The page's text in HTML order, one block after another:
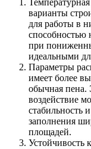
варианты
для работы в
способностью
при
идеальными
Параметры
имеет более
обычная пена.
воздействие
стабильность
заполнения
площадей.
Устойчивость